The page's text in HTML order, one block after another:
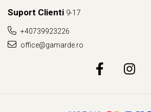
Suport Clienti 9-17
+40739923226
office@gamarde.ro